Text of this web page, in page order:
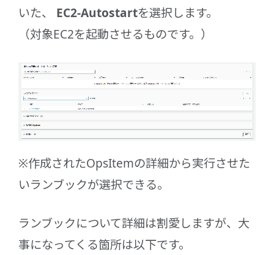
いた、 EC2-Autostartを選択します。
（対象EC2を起動させるものです。）
※作成されたOpsItemの詳細から実行させた
いランブックが選択できる。
ランブックについて詳細は割愛しますが、大
事になってくる箇所は以下です。